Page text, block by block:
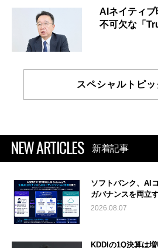
AIネイティブ
不可欠な「
スペシャルトピ
NEW ARTICLES 新着記事
ソフトバンク、AI
ガバナンスを両立
2026.08.07
KDDIの1Q決算は